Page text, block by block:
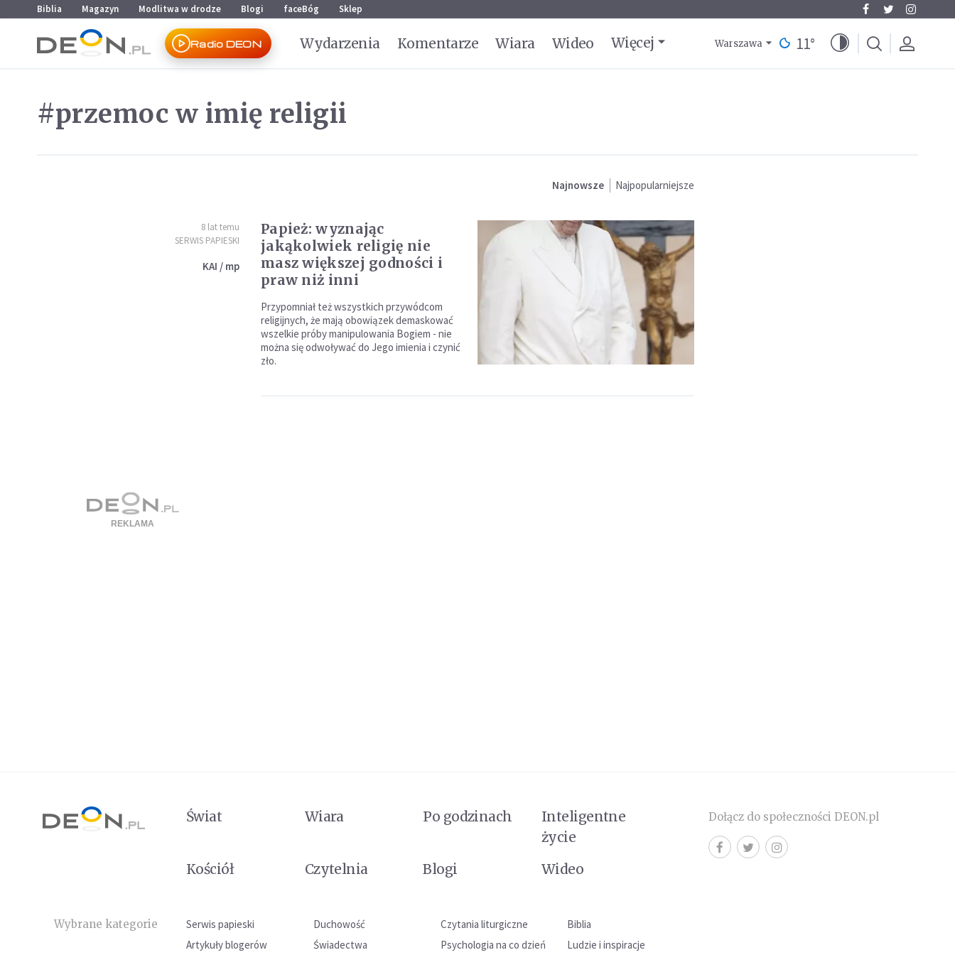
Przejdź do menu głównego
Przejdź do treści
Biblia Magazyn Modlitwa w drodze Blogi faceBóg Sklep
Radio DEON Wydarzenia Komentarze Wiara Wideo Więcej Warszawa 11°
#przemoc w imię religii
Najnowsze Najpopularniejsze
8 lat temu
SERWIS PAPIESKI
KAI / mp
Papież: wyznając
jakąkolwiek religię nie
masz większej godności i
praw niż inni
Przypomniał też wszystkich przywódcom
religijnych, że mają obowiązek demaskować
wszelkie próby manipulowania Bogiem - nie
można się odwoływać do Jego imienia i czynić
zło.
Świat Wiara Po godzinach
Inteligentne
życie
Kościół
Czytelnia Blogi Wideo
Wybrane kategorie Serwis papieski Duchowość Czytania liturgiczne
Biblia
Artykuły blogerów
Świadectwa Psychologia na co dzień Ludzie i inspiracje
Dołącz do społeczności DEON.pl